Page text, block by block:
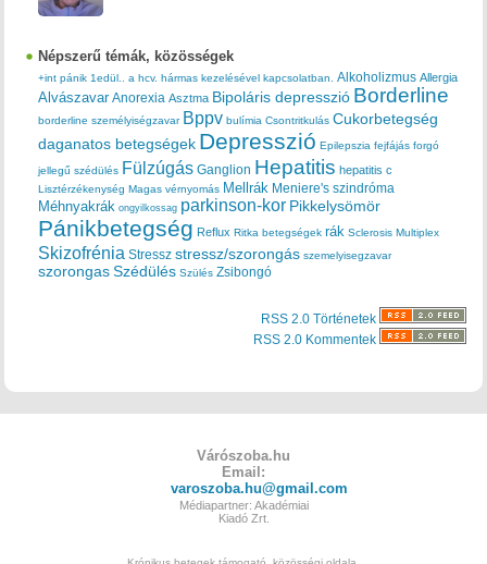
Népszerű témák, közösségek
+int pánik 1edül.. a hcv. hármas kezelésével kapcsolatban. Alkoholizmus Allergia
Alvászavar Anorexia Asztma Bipoláris depresszió Borderline
borderline személyiségzavar Bppv bulímia Csontritkulás Cukorbetegség
daganatos betegségek Depresszió Epilepszia fejfájás forgó
jellegű szédülés Fülzúgás Ganglion Hepatitis hepatitis c
Lisztérzékenység Magas vérnyomás Mellrák Meniere's szindróma
Méhnyakrák ongyilkossag parkinson-kor Pikkelysömör
Pánikbetegség Reflux Ritka betegségek rák Sclerosis Multiplex
Skizofrénia Stressz stressz/szorongás szemelyisegzavar
szorongas Szédülés Szülés Zsibongó
RSS 2.0 Történetek
RSS 2.0 Kommentek
Várószoba.hu
Email:
varoszoba.hu@gmail.com
Médiapartner: Akadémiai
Kiadó Zrt.